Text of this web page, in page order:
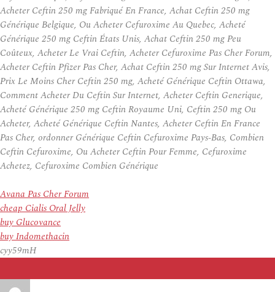
Acheter Ceftin 250 mg Fabriqué En France, Achat Ceftin 250 mg
Générique Belgique, Ou Acheter Cefuroxime Au Quebec, Acheté
Générique 250 mg Ceftin États Unis, Achat Ceftin 250 mg Peu
Coûteux, Acheter Le Vrai Ceftin, Acheter Cefuroxime Pas Cher Forum,
Acheter Ceftin Pfizer Pas Cher, Achat Ceftin 250 mg Sur Internet Avis,
Prix Le Moins Cher Ceftin 250 mg, Acheté Générique Ceftin Ottawa,
Comment Acheter Du Ceftin Sur Internet, Acheter Ceftin Generique,
Acheté Générique 250 mg Ceftin Royaume Uni, Ceftin 250 mg Ou
Acheter, Acheté Générique Ceftin Nantes, Acheter Ceftin En France
Pas Cher, ordonner Générique Ceftin Cefuroxime Pays-Bas, Combien
Ceftin Cefuroxime, Ou Acheter Ceftin Pour Femme, Cefuroxime
Achetez, Cefuroxime Combien Générique
Avana Pas Cher Forum
cheap Cialis Oral Jelly
buy Glucovance
buy Indomethacin
cyy59mH